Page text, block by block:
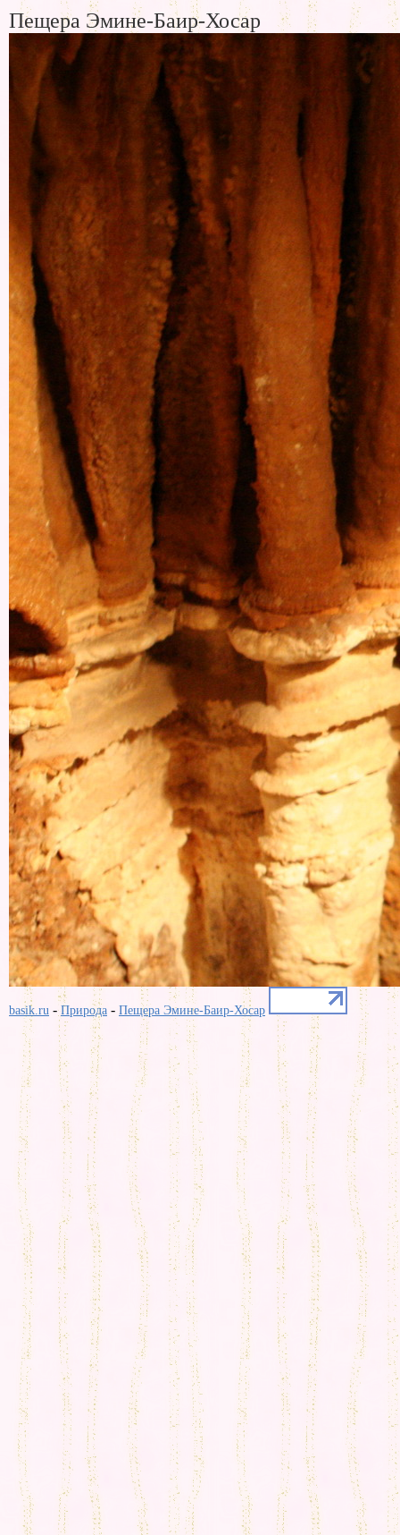
Пещера Эмине-Баир-Хосар
basik.ru -Природа - Пещера Эмине-Баир-Хосар